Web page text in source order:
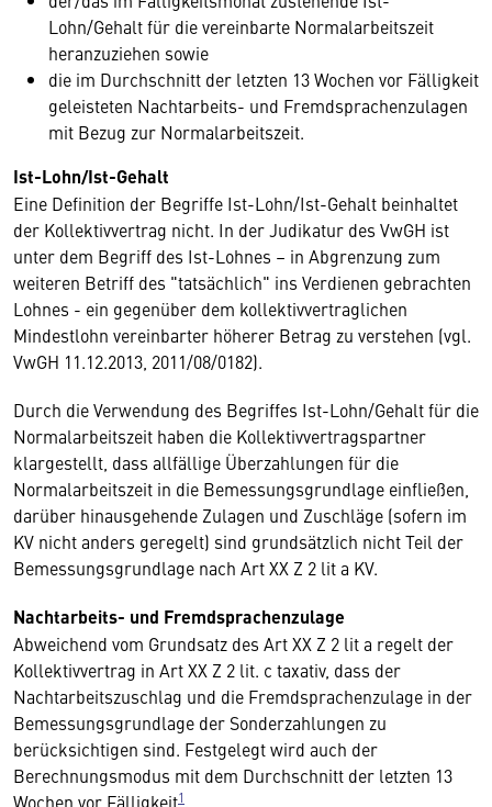
Lohn/Gehalt für die vereinbarte Normalarbeitszeit
heranzuziehen sowie
die im Durchschnitt der letzten 13 Wochen vor Fälligkeit
geleisteten Nachtarbeits- und Fremdsprachenzulagen
mit Bezug zur Normalarbeitszeit.
Ist-Lohn/Ist-Gehalt
Eine Definition der Begriffe Ist-Lohn/Ist-Gehalt beinhaltet
der Kollektivvertrag nicht. In der Judikatur des VwGH ist
unter dem Begriff des Ist-Lohnes – in Abgrenzung zum
weiteren Betriff des "tatsächlich" ins Verdienen gebrachten
Lohnes - ein gegenüber dem kollektivvertraglichen
Mindestlohn vereinbarter höherer Betrag zu verstehen (vgl.
VwGH 11.12.2013, 2011/08/0182).
Durch die Verwendung des Begriffes Ist-Lohn/Gehalt für die
Normalarbeitszeit haben die Kollektivvertragspartner
klargestellt, dass allfällige Überzahlungen für die
Normalarbeitszeit in die Bemessungsgrundlage einfließen,
darüber hinausgehende Zulagen und Zuschläge (sofern im
KV nicht anders geregelt) sind grundsätzlich nicht Teil der
Bemessungsgrundlage nach Art XX Z 2 lit a KV.
Nachtarbeits- und Fremdsprachenzulage
Abweichend vom Grundsatz des Art XX Z 2 lit a regelt der
Kollektivvertrag in Art XX Z 2 lit. c taxativ, dass der
Nachtarbeitszuschlag und die Fremdsprachenzulage in der
Bemessungsgrundlage der Sonderzahlungen zu
berücksichtigen sind. Festgelegt wird auch der
Berechnungsmodus mit dem Durchschnitt der letzten 13
Wochen vor Fälligkeit1.